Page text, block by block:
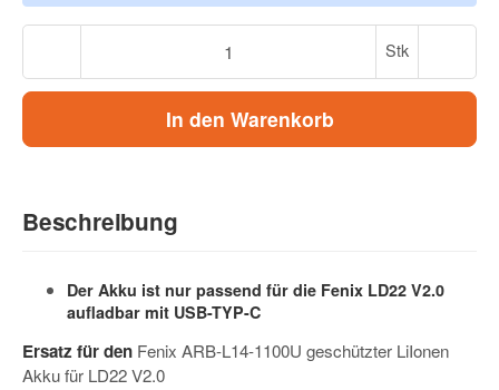
Stk
In den Warenkorb
Beschreibung
Der Akku ist nur passend für die Fenix LD22 V2.0
aufladbar mit USB-TYP-C
Ersatz für den Fenix ARB-L14-1100U geschützter LiIonen
Akku für LD22 V2.0